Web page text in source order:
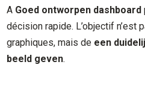
A Goed ontworpen dashboard
décision rapide. L’objectif n’est
graphiques, mais de een
beeld geven.